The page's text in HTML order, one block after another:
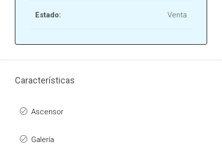
Estado: Venta
Características
Ascensor
Galería